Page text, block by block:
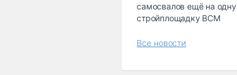
самосвалов ещё на одну
стройплощадку ВСМ
Все новости